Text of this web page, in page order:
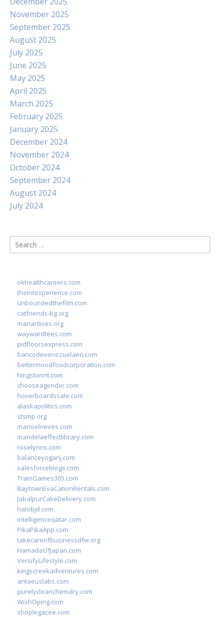
November 2025
September 2025
August 2025
July 2025
June 2025
May 2025
April 2025
March 2025
February 2025
January 2025
December 2024
November 2024
October 2024
September 2024
August 2024
July 2024
Search
for:
okhealthcareers.com
theintexperience.com
unboundedthefilm.com
catfriends-bg.org
marianlives.org
waywardtees.com
pidfloorsexpress.com
bancodevenezuelaen.com
bettermoodfoodcorporation.com
hingstonnt.com
chooseagender.com
hoverboardssale.com
alaskapolitics.com
stsmp.org
manoelneves.com
mandelaeffectlibrary.com
roselynns.com
balanceyoganj.com
salesforceblogs.com
TrainGames365.com
BaytownEvaCationRentals.com
JabalpurCakeDelivery.com
halobjd.com
intelligenceqatar.com
PikaPikaApp.com
takecareofbusinessdfw.org
HamadaOfJapan.com
VersifyLifestyle.com
kingscreekadventures.com
antaeuslabs.com
purelycleanchemdry.com
WishOping.com
shoplegacee.com